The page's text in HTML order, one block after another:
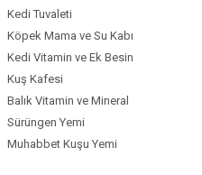
Kedi Tuvaleti
Köpek Mama ve Su Kabı
Kedi Vitamin ve Ek Besin
Kuş Kafesi
Balık Vitamin ve Mineral
Sürüngen Yemi
Muhabbet Kuşu Yemi